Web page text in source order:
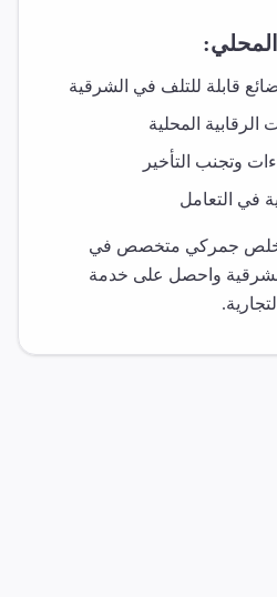
قابلة للتلف في الشرقية
المحلية
وتجنب التأخير
في التعامل
جمركي متخصص في
واحصل على خدمة